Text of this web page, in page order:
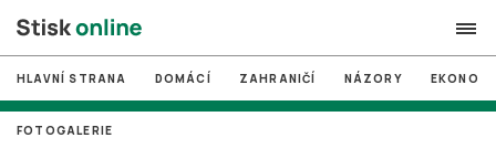
search
# MUNI
HLAVNÍ STRANA DOMÁCÍ ZAHRANIČÍ NÁZORY
FOTOGALERIE